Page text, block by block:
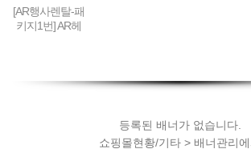
[AR행사렌탈-패
키지1번] AR헤
등록된 배너가 없습니다.
쇼핑몰현황/기타 > 배너관리에